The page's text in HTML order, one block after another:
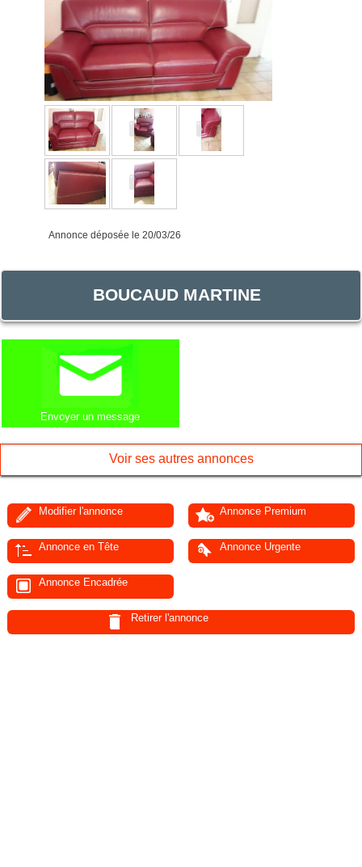
Annonce déposée le 20/03/26
BOUCAUD MARTINE
Envoyer un message
Voir ses autres annonces
Modifier l'annonce Annonce Premium
Annonce en Tête Annonce Urgente
Annonce Encadrée
Retirer l'annonce